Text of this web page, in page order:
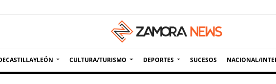
CULTURA/TURISMO DEPORTES SUCESOS NACIONAL/